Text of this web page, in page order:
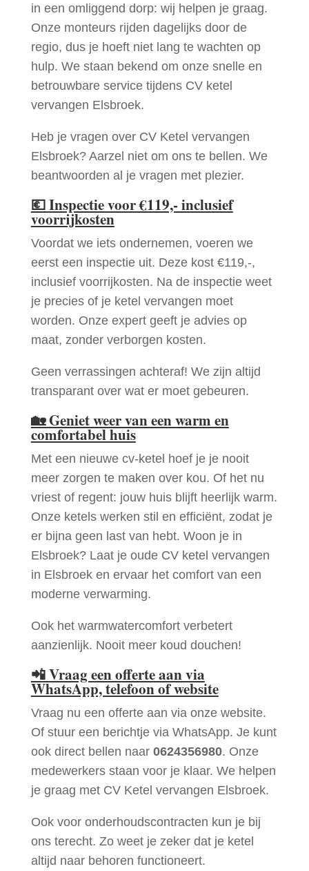
in een omliggend dorp: wij helpen je graag.
Onze monteurs rijden dagelijks door de
regio, dus je hoeft niet lang te wachten op
hulp. We staan bekend om onze snelle en
betrouwbare service tijdens CV ketel
vervangen Elsbroek.
Heb je vragen over CV Ketel vervangen
Elsbroek? Aarzel niet om ons te bellen. We
beantwoorden al je vragen met plezier.
💶Inspectie voor €119,- inclusief
voorrijkosten
Voordat we iets ondernemen, voeren we
eerst een inspectie uit. Deze kost €119,-,
inclusief voorrijkosten. Na de inspectie weet
je precies of je ketel vervangen moet
worden. Onze expert geeft je advies op
maat, zonder verborgen kosten.
Geen verrassingen achteraf! We zijn altijd
transparant over wat er moet gebeuren.
🏡Geniet weer van een warm en
comfortabel huis
Met een nieuwe cv-ketel hoef je je nooit
meer zorgen te maken over kou. Of het nu
vriest of regent: jouw huis blijft heerlijk warm.
Onze ketels werken stil en efficiënt, zodat je
er bijna geen last van hebt. Woon je in
Elsbroek? Laat je oude CV ketel vervangen
in Elsbroek en ervaar het comfort van een
moderne verwarming.
Ook het warmwatercomfort verbetert
aanzienlijk. Nooit meer koud douchen!
📲Vraag een offerte aan via
WhatsApp, telefoon of website
Vraag nu een offerte aan via onze website.
Of stuur een berichtje via WhatsApp. Je kunt
ook direct bellen naar 0624356980. Onze
medewerkers staan voor je klaar. We helpen
je graag met CV Ketel vervangen Elsbroek.
Ook voor onderhoudscontracten kun je bij
ons terecht. Zo weet je zeker dat je ketel
altijd naar behoren functioneert.